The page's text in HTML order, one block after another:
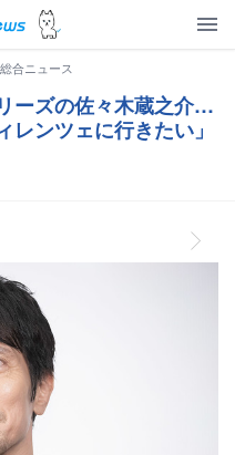
合ニュース
ーズの佐々木蔵之介…
ンツェに行きたい」